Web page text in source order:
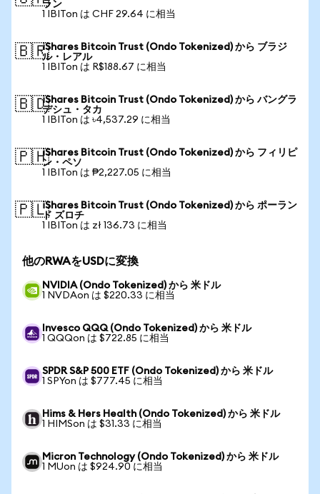
ラン
1 IBITon は CHF 29.64 に相当
🇧🇷iShares Bitcoin Trust (Ondo Tokenized) から ブラジ
ル・レアル
1 IBITon は R$188.67 に相当
🇧🇩iShares Bitcoin Trust (Ondo Tokenized) から バングラ
デシュ・タカ
1 IBITon は ৳4,537.29 に相当
🇵🇭iShares Bitcoin Trust (Ondo Tokenized) から フィリピ
ン・ペソ
1 IBITon は ₱2,227.05 に相当
🇵🇱iShares Bitcoin Trust (Ondo Tokenized) から ポーラン
ド ズロチ
1 IBITon は zł 136.73 に相当
他のRWAをUSDに変換
NVIDIA (Ondo Tokenized) から 米ドル
1 NVDAon は $220.33 に相当
Invesco QQQ (Ondo Tokenized) から 米ドル
1 QQQon は $722.85 に相当
SPDR S&P 500 ETF (Ondo Tokenized) から 米ドル
1 SPYon は $777.45 に相当
Hims & Hers Health (Ondo Tokenized) から 米ドル
1 HIMSon は $31.33 に相当
Micron Technology (Ondo Tokenized) から 米ドル
1 MUon は $924.90 に相当